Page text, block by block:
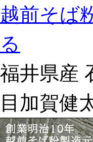
越前そば
る
福井県産
目加賀健